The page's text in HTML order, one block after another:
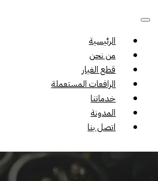
الرئيسية
من نحن
قطع الغيار
الرافعات المستعملة
خدماتنا
المدونة
اتصل بنا